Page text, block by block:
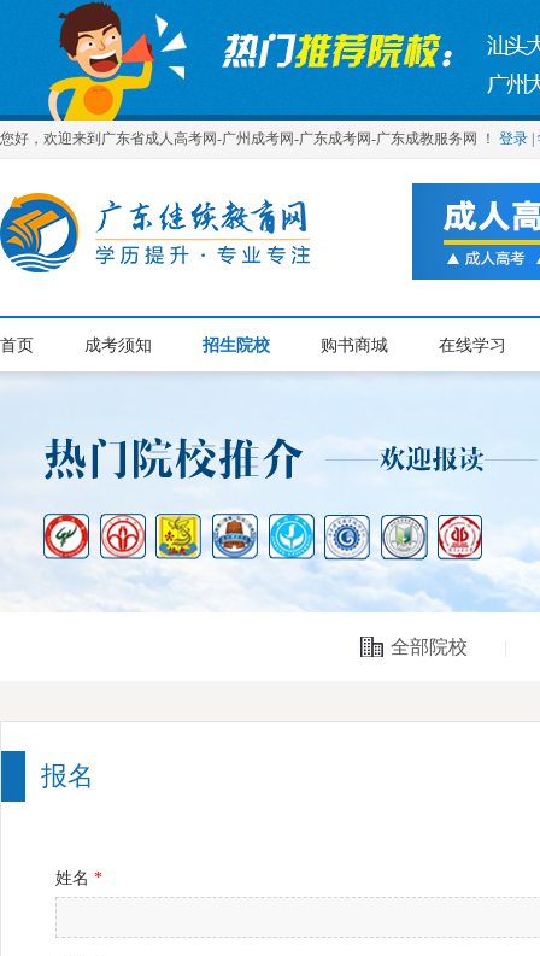
您好，欢迎来到广东省成人高考网-广州成考网-广东成考网-广东成教服务网 ！ 登录
首页 成考须知 招生院校 购书商城 在线学习
全部院校
报名
姓名 *